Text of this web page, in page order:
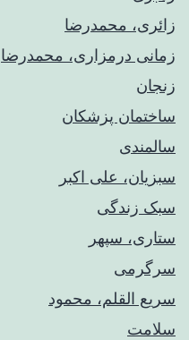
زائری، محمدرضا
زمانی درمزاری، محمدرضا
زنجان
ساختمان پزشکان
سالمندی
سبزیان، علی اکبر
سبک زندگی
ستاری، سپهر
سرگرمی
سریع القلم، محمود
سلامت